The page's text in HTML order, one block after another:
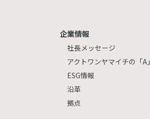
企業情報
社長メッセージ
アクトワンヤマイチの「A」
ESG情報
沿革
拠点